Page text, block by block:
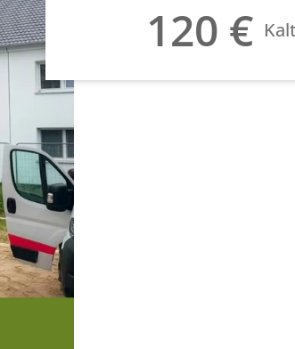
120 €